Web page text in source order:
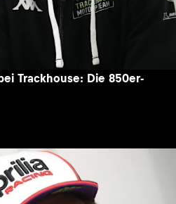
Trackhouse: Die 850er-